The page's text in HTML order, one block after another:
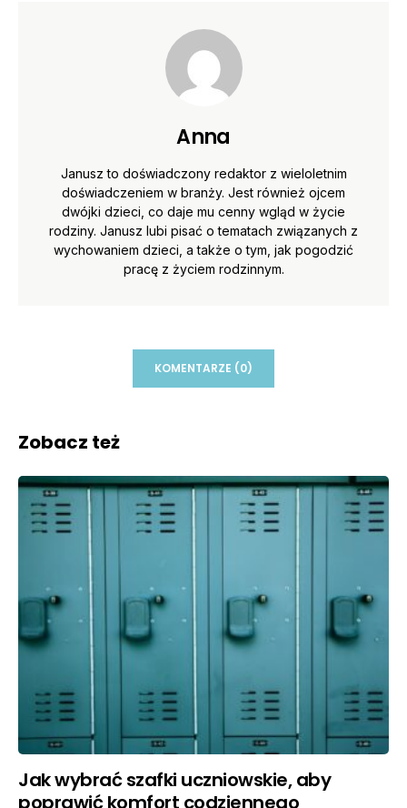
Anna
Janusz to doświadczony redaktor z wieloletnim
doświadczeniem w branży. Jest również ojcem
dwójki dzieci, co daje mu cenny wgląd w życie
rodziny. Janusz lubi pisać o tematach związanych z
wychowaniem dzieci, a także o tym, jak pogodzić
pracę z życiem rodzinnym.
KOMENTARZE (0)
Zobacz też
Jak wybrać szafki uczniowskie, aby
poprawić komfort codziennego